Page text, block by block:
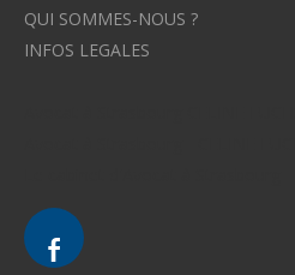
QUI SOMMES-NOUS ?
INFOS LEGALES